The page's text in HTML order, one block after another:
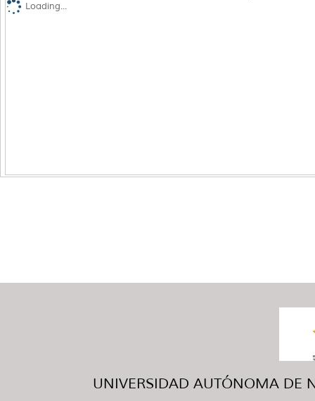
Loading...
UNIVERSIDAD AUTÓNOMA DE